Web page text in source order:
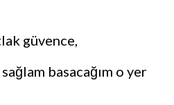
güvence,
sağlam basacağım o yer